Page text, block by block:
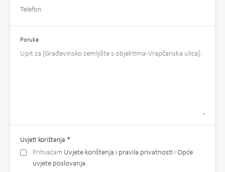
Poruka
Uvjeti korištenja *
Prihvaćam Uvjete korištenja i pravila privatnosti i Opće
uvjete poslovanja.